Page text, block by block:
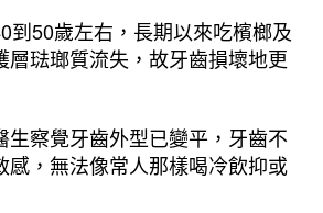
到50歲左右，長期以來吃檳榔及
層琺瑯質流失，故牙齒損壞地更
生察覺牙齒外型已變平，牙齒不
感，無法像常人那樣喝冷飲抑或